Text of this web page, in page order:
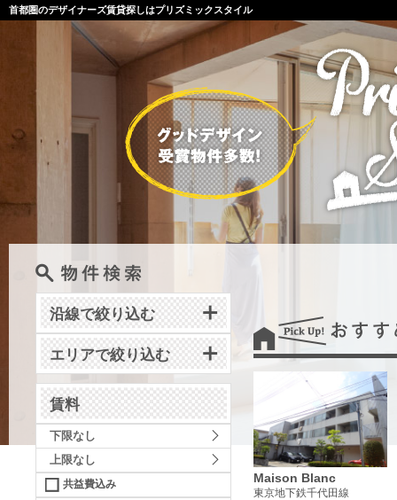
首都圏のデザイナーズ賃貸探しはプリズミックスタイル
Maison Blanc
東京地下鉄千代田線
沿線で絞り込む
エリアで絞り込む
賃料
下限なし
上限なし
共益費込み